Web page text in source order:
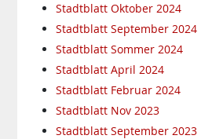
Stadtblatt Oktober 2024
Stadtblatt September 2024
Stadtblatt Sommer 2024
Stadtblatt April 2024
Stadtblatt Februar 2024
Stadtblatt Nov 2023
Stadtblatt September 2023